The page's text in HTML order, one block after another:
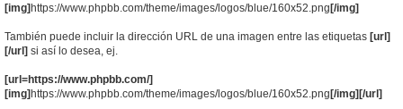
[img] https://www.phpbb.com/theme/images/logos/blue/160x52.png [/img]
También puede incluir la dirección URL de una imagen entre las etiquetas [url]
[/url] si así lo desea, ej.
[url=https://www.phpbb.com/]
[img] https://www.phpbb.com/theme/images/logos/blue/160x52.png [/img][/url]